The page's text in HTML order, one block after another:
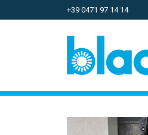
+39 0471 97 14 14